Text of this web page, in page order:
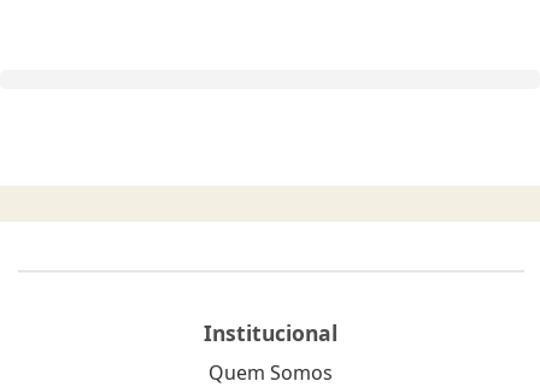
Institucional
Quem Somos